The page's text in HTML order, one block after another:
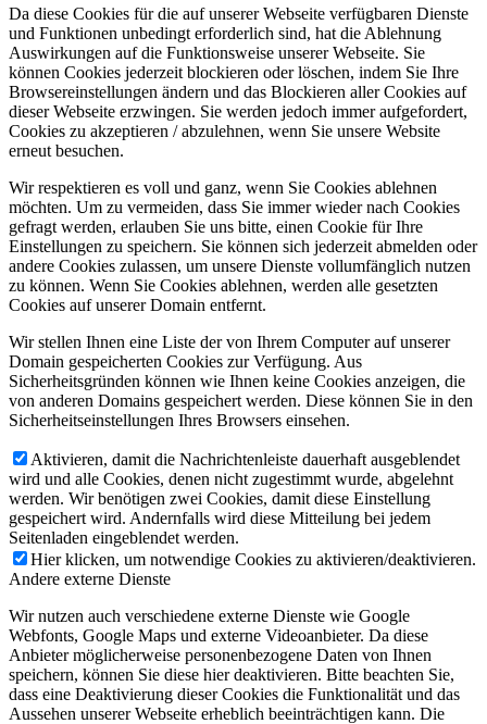
Da diese Cookies für die auf unserer Webseite verfügbaren Dienste
und Funktionen unbedingt erforderlich sind, hat die Ablehnung
Auswirkungen auf die Funktionsweise unserer Webseite. Sie
können Cookies jederzeit blockieren oder löschen, indem Sie Ihre
Browsereinstellungen ändern und das Blockieren aller Cookies auf
dieser Webseite erzwingen. Sie werden jedoch immer aufgefordert,
Cookies zu akzeptieren / abzulehnen, wenn Sie unsere Website
erneut besuchen.
Wir respektieren es voll und ganz, wenn Sie Cookies ablehnen
möchten. Um zu vermeiden, dass Sie immer wieder nach Cookies
gefragt werden, erlauben Sie uns bitte, einen Cookie für Ihre
Einstellungen zu speichern. Sie können sich jederzeit abmelden oder
andere Cookies zulassen, um unsere Dienste vollumfänglich nutzen
zu können. Wenn Sie Cookies ablehnen, werden alle gesetzten
Cookies auf unserer Domain entfernt.
Wir stellen Ihnen eine Liste der von Ihrem Computer auf unserer
Domain gespeicherten Cookies zur Verfügung. Aus
Sicherheitsgründen können wie Ihnen keine Cookies anzeigen, die
von anderen Domains gespeichert werden. Diese können Sie in den
Sicherheitseinstellungen Ihres Browsers einsehen.
Aktivieren, damit die Nachrichtenleiste dauerhaft ausgeblendet
wird und alle Cookies, denen nicht zugestimmt wurde, abgelehnt
werden. Wir benötigen zwei Cookies, damit diese Einstellung
gespeichert wird. Andernfalls wird diese Mitteilung bei jedem
Seitenladen eingeblendet werden.
Hier klicken, um notwendige Cookies zu aktivieren/deaktivieren.
Andere externe Dienste
Wir nutzen auch verschiedene externe Dienste wie Google
Webfonts, Google Maps und externe Videoanbieter. Da diese
Anbieter möglicherweise personenbezogene Daten von Ihnen
speichern, können Sie diese hier deaktivieren. Bitte beachten Sie,
dass eine Deaktivierung dieser Cookies die Funktionalität und das
Aussehen unserer Webseite erheblich beeinträchtigen kann. Die